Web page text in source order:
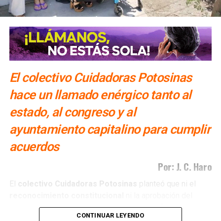
El colectivo Cuidadoras Potosinas
hace un llamado enérgico tanto al
estado, al congreso y al
ayuntamiento capitalino para cumplir
acuerdos
Por: J. C. Haro
El colectivo Cuidadoras Potosinas
planteó que ni el
de la capital potosinahan sido suficientes para
CONTINUAR LEYENDO